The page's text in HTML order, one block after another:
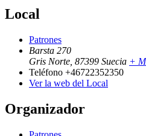
Local
Patrones
Barsta 270
Gris Norte 87399 Suecia +
Teléfono +46722352350
Ver la web del Local
Organizador